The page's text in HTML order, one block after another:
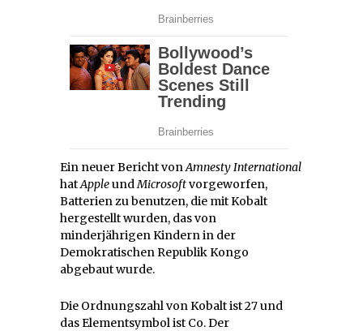
Ein neuer Bericht vonAmnesty International
hatAppleundMicrosoftvorgeworfen,
Batterien zu benutzen, die mit Kobalt
hergestellt wurden, das von
minderjährigen Kindern in der
Demokratischen Republik Kongo
abgebaut wurde.
Die Ordnungszahl von Kobalt ist 27 und
das Elementsymbol ist Co. Der